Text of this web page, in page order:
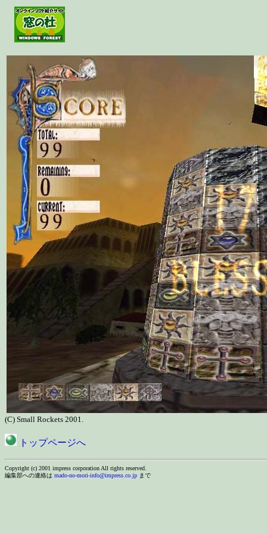
(C) Small Rockets 2001.
トップページへ
Copyright (c) 2001 impress corporation All rights reserved.
編集部への連絡は mado-no-mori-info@impress.co.jp まで